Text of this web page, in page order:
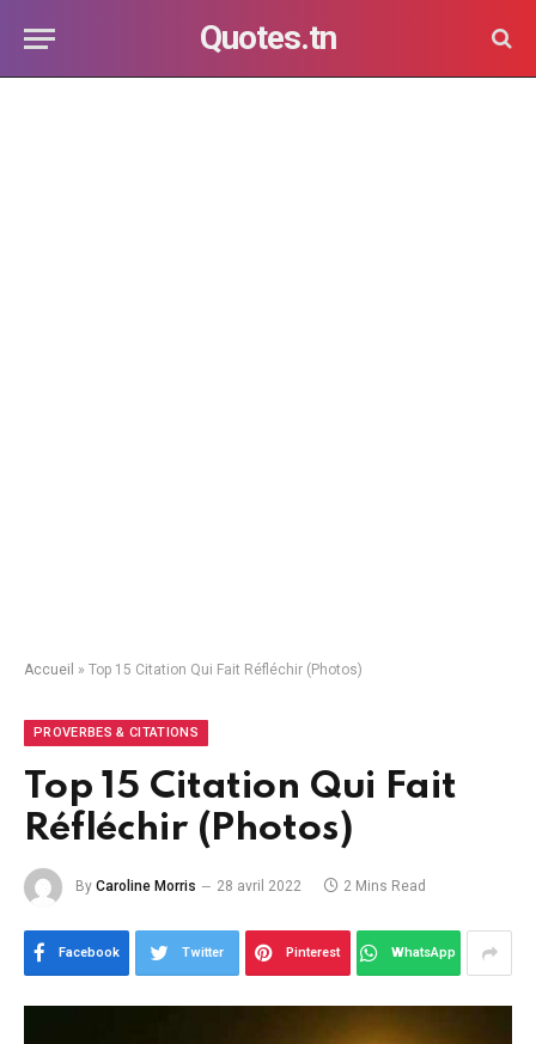
Quotes.tn
Accueil » Top 15 Citation Qui Fait Réfléchir (Photos)
PROVERBES & CITATIONS
Top 15 Citation Qui Fait
Réfléchir (Photos)
By Caroline Morris 28 avril 2022 2 Mins Read
Facebook Twitter Pinterest WhatsApp